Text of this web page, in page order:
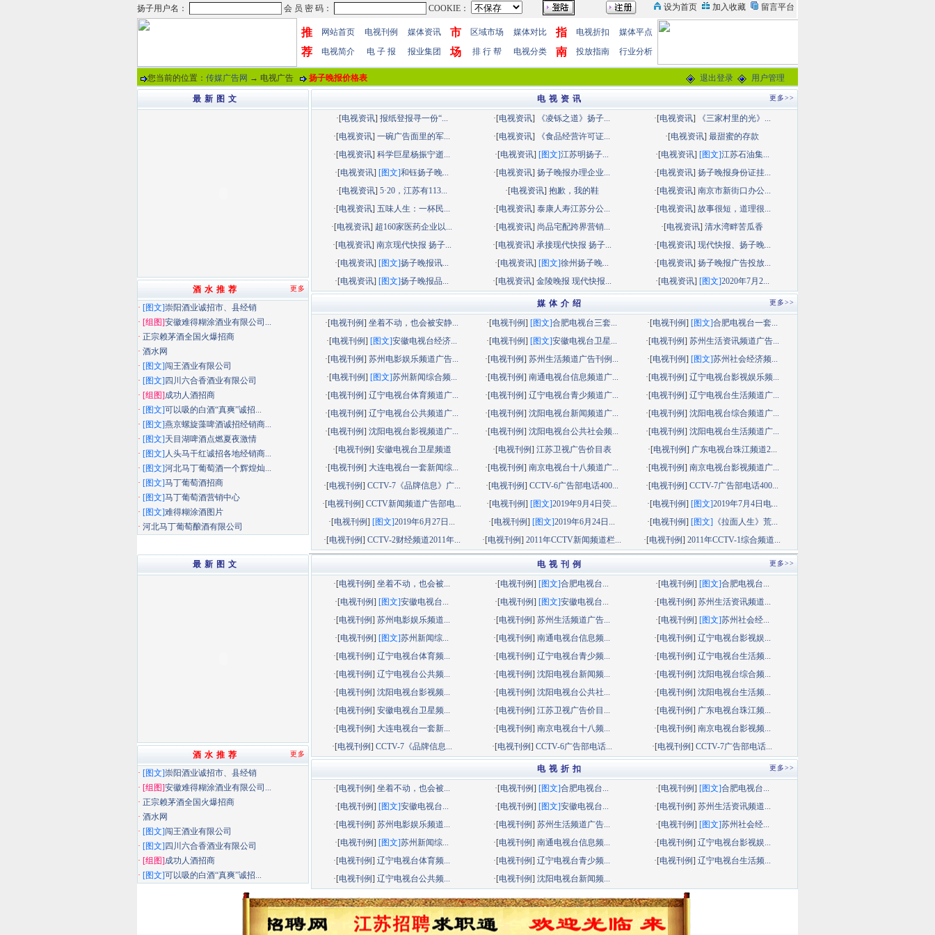
推
荐
网站首页 电视刊例 媒体资讯
市
场
区域市场 媒体对比
指
南
电视折扣
媒体平点
电视简介
电 子 报 报业集团 排 行 帮 电视分类 投放指南 行业分析
您当前的位置： 传媒广告网 → 电视广告 扬子晚报价格表 退出登录 用户管理
更多>>
电 视 资 讯
·[电视资讯] 报纸登报寻一份“... ·[电视资讯] 《凌铄之道》扬子... ·[电视资讯]
《三家村里的光》...
·[电视资讯]一碗广告面里的军... ·[电视资讯] 《食品经营许可证... ·[电视资讯]最甜蜜的存款
·[电视资讯]科学巨星杨振宁逝... ·[电视资讯] [图文]江苏明扬子... ·[电视资讯] [图文]江苏石油集...
·[电视资讯] [图文]和钰扬子晚... ·[电视资讯]扬子晚报办理企业... ·[电视资讯] 扬子晚报身份证挂...
·[电视资讯]5·20，江苏有113... ·[电视资讯] 抱歉，我的鞋 ·[电视资讯] 南京市新街口办公...
·[电视资讯]五味人生：一杯民... ·[电视资讯]泰康人寿江苏分公... ·[电视资讯] 故事很短，道理很...
·[电视资讯] 超160家医药企业以... ·[电视资讯]尚品宅配跨界营销... ·[电视资讯]清水湾畔苦瓜香
·[电视资讯] 南京现代快报 扬子... ·[电视资讯] 承接现代快报 扬子... ·[电视资讯] 现代快报、扬子晚...
·[电视资讯] [图文]扬子晚报讯... ·[电视资讯] [图文]徐州扬子晚... ·[电视资讯] 扬子晚报广告投放...
·[电视资讯] [图文]扬子晚报品... ·[电视资讯] 金陵晚报 现代快报... ·[电视资讯] [图文]2020年7月2...
更多>>
媒 体 介 绍
·[电视刊例]坐着不动，也会被安静... ·[电视刊例] [图文]合肥电视台三套... ·[电视刊例] [图文]合肥电视台一套...
·[电视刊例] [图文]安徽电视台经济... ·[电视刊例] [图文]安徽电视台卫星... ·[电视刊例] 苏州生活资讯频道广告...
·[电视刊例]苏州电影娱乐频道广告... ·[电视刊例]苏州生活频道广告刊例... ·[电视刊例] [图文]苏州社会经济频...
·[电视刊例] [图文]苏州新闻综合频... ·[电视刊例]南通电视台信息频道广... ·[电视刊例] 辽宁电视台影视娱乐频...
·[电视刊例]辽宁电视台体育频道广... ·[电视刊例]辽宁电视台青少频道广... ·[电视刊例] 辽宁电视台生活频道广...
·[电视刊例]辽宁电视台公共频道广... ·[电视刊例]沈阳电视台新闻频道广... ·[电视刊例] 沈阳电视台综合频道广...
·[电视刊例]沈阳电视台影视频道广... ·[电视刊例]沈阳电视台公共社会频... ·[电视刊例] 沈阳电视台生活频道广...
·[电视刊例] 安徽电视台卫星频道 ·[电视刊例] 江苏卫视广告价目表 ·[电视刊例] 广东电视台珠江频道2...
·[电视刊例] 大连电视台一套新闻综... ·[电视刊例]南京电视台十八频道广... ·[电视刊例] 南京电视台影视频道广...
·[电视刊例] CCTV-7《品牌信息》广... ·[电视刊例] CCTV-6广告部电话400... ·[电视刊例]CCTV-7广告部电话400...
·[电视刊例]CCTV新闻频道广告部电... ·[电视刊例] [图文]2019年9月4日荧... ·[电视刊例] [图文]2019年7月4日电...
·[电视刊例] [图文]2019年6月27日... ·[电视刊例] [图文]2019年6月24日... ·[电视刊例] [图文] 《拉面人生》荒...
·[电视刊例] CCTV-2财经频道2011年... ·[电视刊例]2011年CCTV新闻频道栏... ·[电视刊例]2011年CCTV-1综合频道...
最 新 图 文
更多
酒 水 推 荐
· [图文]崇阳酒业诚招市、县经销
· [组图]安徽难得糊涂酒业有限公司...
· 正宗赖茅酒全国火爆招商
· 酒水网
· [图文]闯王酒业有限公司
· [图文] 四川六合香酒业有限公司
· [组图]成功人酒招商
· [图文]可以吸的白酒“真爽”诚招...
· [图文]燕京螺旋藻啤酒诚招经销商...
· [图文]天目湖啤酒点燃夏夜激情
· [图文] 人头马干红诚招各地经销商...
· [图文]河北马丁葡萄酒一个辉煌灿...
· [图文]马丁葡萄酒招商
· [图文]马丁葡萄酒营销中心
· [图文]难得糊涂酒图片
· 河北马丁葡萄酿酒有限公司
更多>>
电 视 刊 例
·[电视刊例]坐着不动，也会被... ·[电视刊例] [图文]合肥电视台... ·[电视刊例] [图文]合肥电视台...
·[电视刊例] [图文]安徽电视台... ·[电视刊例] [图文]安徽电视台... ·[电视刊例] 苏州生活资讯频道...
·[电视刊例]苏州电影娱乐频道... ·[电视刊例]苏州生活频道广告... ·[电视刊例] [图文]苏州社会经...
·[电视刊例] [图文]苏州新闻综... ·[电视刊例]南通电视台信息频... ·[电视刊例] 辽宁电视台影视娱...
·[电视刊例]辽宁电视台体育频... ·[电视刊例]辽宁电视台青少频... ·[电视刊例] 辽宁电视台生活频...
·[电视刊例]辽宁电视台公共频... ·[电视刊例]沈阳电视台新闻频... ·[电视刊例] 沈阳电视台综合频...
·[电视刊例]沈阳电视台影视频... ·[电视刊例]沈阳电视台公共社... ·[电视刊例] 沈阳电视台生活频...
·[电视刊例]安徽电视台卫星频... ·[电视刊例]江苏卫视广告价目... ·[电视刊例] 广东电视台珠江频...
·[电视刊例] 大连电视台一套新... ·[电视刊例]南京电视台十八频... ·[电视刊例] 南京电视台影视频...
·[电视刊例] CCTV-7《品牌信息... ·[电视刊例] CCTV-6广告部电话... ·[电视刊例]CCTV-7广告部电话...
更多>>
电 视 折 扣
·[电视刊例]坐着不动，也会被... ·[电视刊例] [图文]合肥电视台... ·[电视刊例] [图文]合肥电视台...
·[电视刊例] [图文]安徽电视台... ·[电视刊例] [图文]安徽电视台... ·[电视刊例] 苏州生活资讯频道...
·[电视刊例]苏州电影娱乐频道... ·[电视刊例]苏州生活频道广告... ·[电视刊例] [图文]苏州社会经...
·[电视刊例] [图文]苏州新闻综... ·[电视刊例]南通电视台信息频... ·[电视刊例] 辽宁电视台影视娱...
·[电视刊例]辽宁电视台体育频... ·[电视刊例]辽宁电视台青少频... ·[电视刊例] 辽宁电视台生活频...
·[电视刊例]辽宁电视台公共频... ·[电视刊例]沈阳电视台新闻频...
最 新 图 文
更多
酒 水 推 荐
· [图文]崇阳酒业诚招市、县经销
· [组图]安徽难得糊涂酒业有限公司...
· 正宗赖茅酒全国火爆招商
· 酒水网
· [图文]闯王酒业有限公司
· [图文] 四川六合香酒业有限公司
· [组图]成功人酒招商
· [图文]可以吸的白酒“真爽”诚招...